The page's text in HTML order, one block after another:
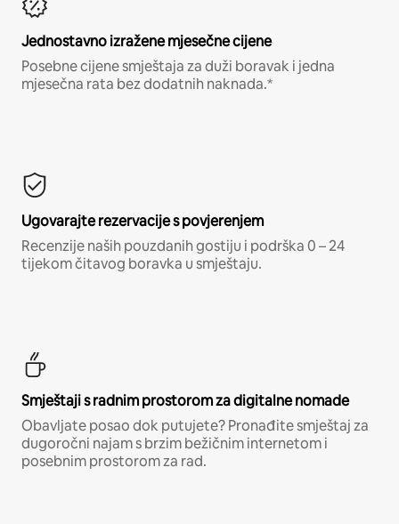
Jednostavno izražene mjesečne cijene
Posebne cijene smještaja za duži boravak i jedna
mjesečna rata bez dodatnih naknada.*
Ugovarajte rezervacije s povjerenjem
Recenzije naših pouzdanih gostiju i podrška 0 – 24
tijekom čitavog boravka u smještaju.
Smještaji s radnim prostorom za digitalne nomade
Obavljate posao dok putujete? Pronađite smještaj za
dugoročni najam s brzim bežičnim internetom i
posebnim prostorom za rad.